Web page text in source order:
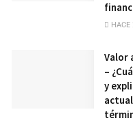
HACE
Valor
–
y